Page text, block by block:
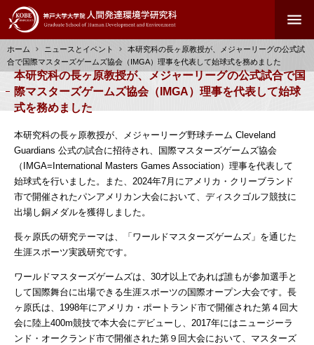
ン
コ
ン
menu
パ
ン
く
ホーム ニュースとイベント
本研究科の長ヶ原教授が、メジャーリーグの公式試
合で国際マスターズゲームズ協会（IMGA）理事を代表して始球式を務めました
本研究科の長ヶ原教授が、メジャーリーグの公式試合で国
際マスターズゲームズ協会（IMGA）理事を代表して始球
式を務めました
本研究科の長ヶ原教授が、メジャーリーグ野球チーム Cleveland
Guardians 公式の試合に招待され、国際マスターズゲームズ協会
（IMGA=International Masters Games Association）理事を代表して
始球式を行いました。また、2024年7月にアメリカ・クリーブランド
市で開催されたパンアメリカン大会において、ディスクゴルフ競技に
出場し銅メダルを獲得しました。
長ヶ原氏の研究テーマは、「ワールドマスターズゲームズ」を通じた
生涯スポーツ実践研究です。
ワールドマスターズゲームズは、30才以上であれば誰もが参加選手と
して国際舞台に出場できる生涯スポーツの国際オープン大会です。長
ヶ原氏は、1998年にアメリカ・ポートランド市で開催された第４回大
会に陸上400m競技で本大会にデビューし、2017年にはニュージーラ
ンド・オークランド市で開催された第９回大会において、マスターズ